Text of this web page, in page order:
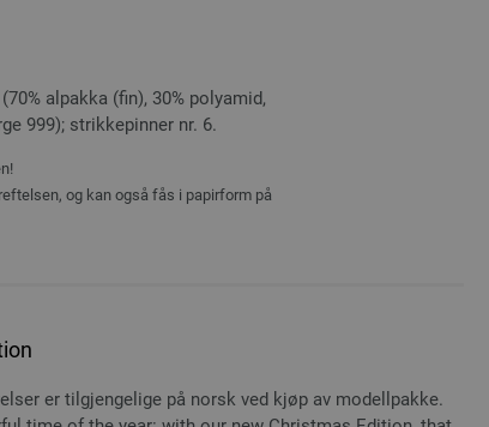
alpakka (fin), 30% polyamid,
999); strikkepinner nr. 6.
og kan også fås i papirform på
er tilgjengelige på norsk ved kjøp av modellpakke.